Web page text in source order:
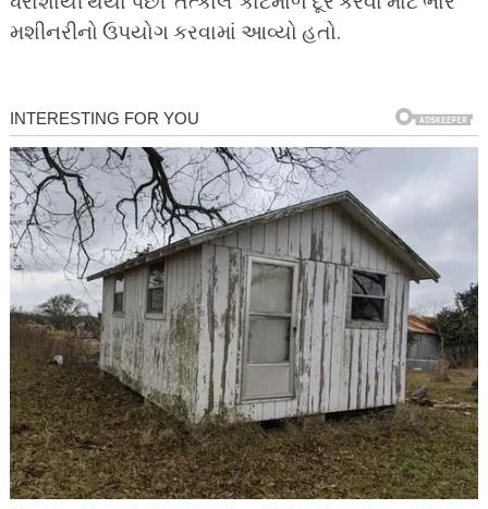
મશીનરીનો ઉપયોગ કરવામાં આવ્યો હતો.